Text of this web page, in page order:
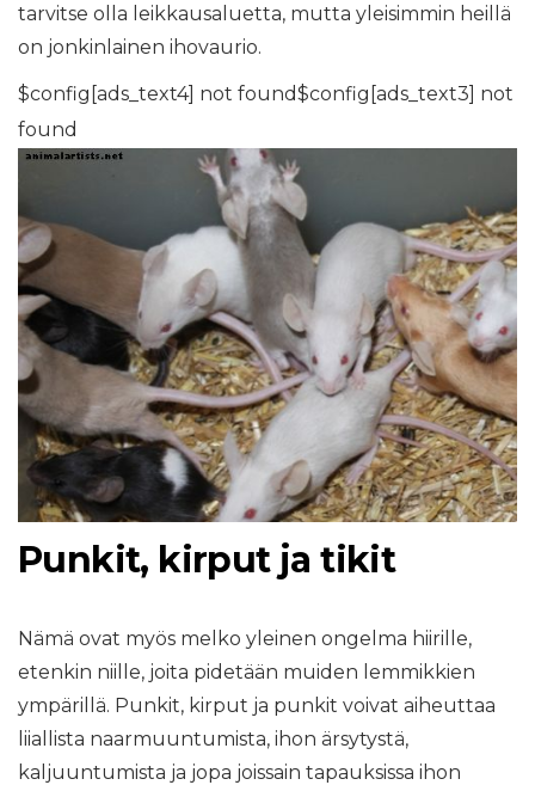
tarvitse olla leikkausaluetta, mutta yleisimmin heillä
on jonkinlainen ihovaurio.
$config[ads_text4] not found$config[ads_text3] not
found
Punkit, kirput ja tikit
Nämä ovat myös melko yleinen ongelma hiirille,
etenkin niille, joita pidetään muiden lemmikkien
ympärillä. Punkit, kirput ja punkit voivat aiheuttaa
liiallista naarmuuntumista, ihon ärsytystä,
kaljuuntumista ja jopa joissain tapauksissa ihon